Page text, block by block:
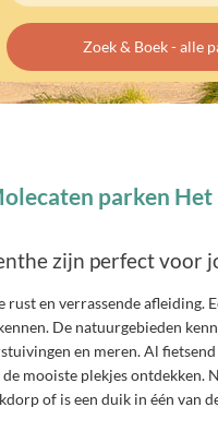
Zoek & Boek - alle
parken Het
zijn perfect voor
en verrassende afleiding.
De natuurgebieden
en meren. Al
mooiste plekjes ontdekken.
of is een duik in één van